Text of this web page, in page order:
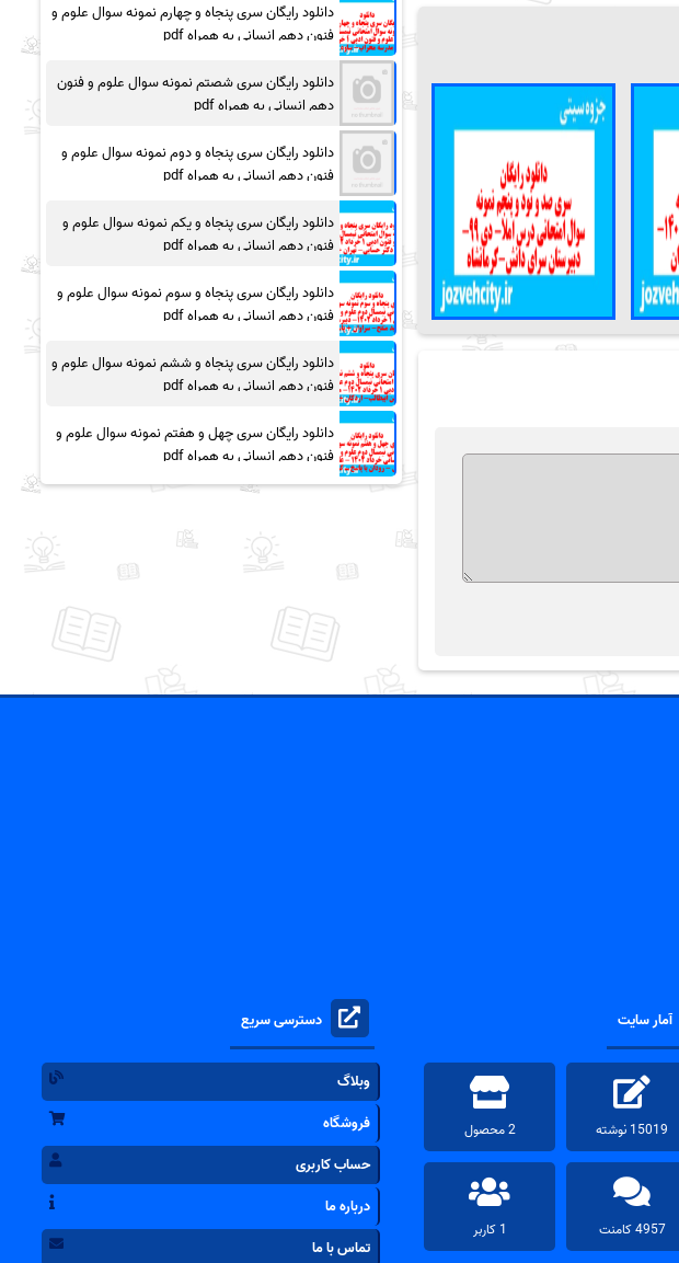
دانلود رایگان سری پنجاه و چهارم نمونه سوال علوم و
فنون دهم انسانی به همراه pdf
دانلود رایگان سری شصتم نمونه سوال علوم و فنون
دهم انسانی به همراه pdf
دانلود رایگان سری پنجاه و دوم نمونه سوال علوم و
فنون دهم انسانی به همراه pdf
دانلود رایگان سری پنجاه و یکم نمونه سوال علوم و
فنون دهم انسانی به همراه pdf
دانلود رایگان سری پنجاه و سوم نمونه سوال علوم و
فنون دهم انسانی به همراه pdf
دانلود رایگان سری پنجاه و ششم نمونه سوال علوم و
فنون دهم انسانی به همراه pdf
دانلود رایگان سری چهل و هفتم نمونه سوال علوم و
فنون دهم انسانی به همراه pdf
آمار سایت
15019 نوشته 2 محصول
4957 کامنت 1 کاربر
دسترسی سریع
وبلاگ
فروشگاه
حساب کاربری
درباره ما
تماس با ما